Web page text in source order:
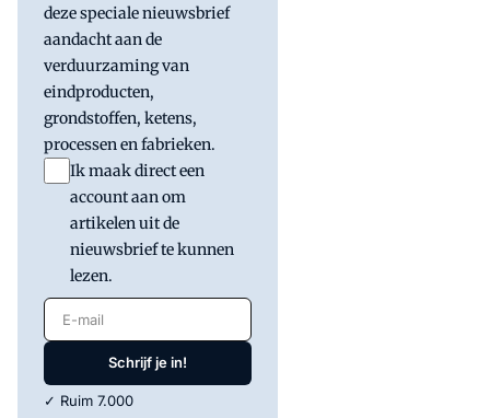
deze speciale nieuwsbrief
aandacht aan de
verduurzaming van
eindproducten,
grondstoffen, ketens,
processen en fabrieken.
Ik maak direct een
account aan om
artikelen uit de
nieuwsbrief te kunnen
lezen.
E-mail
Schrijf je in!
✓ Ruim 7.000